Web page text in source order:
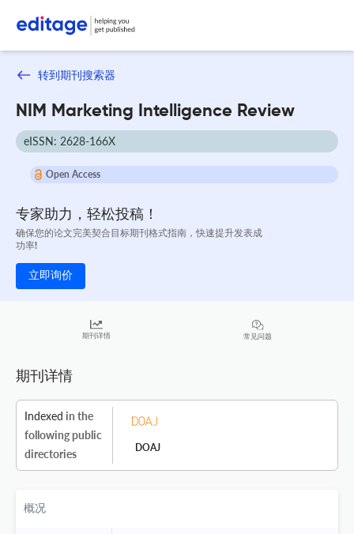
转到期刊搜索器
NIM Marketing Intelligence Review
eISSN: 2628-166X
Open Access
专家助力，轻松投稿！
确保您的论文完美契合目标期刊格式指南，快速提升发表成
功率!
立即询价
期刊详情 常见问题
期刊详情
Indexed in the
following public
directories
DOAJ
概况